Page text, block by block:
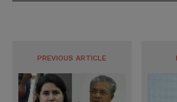
PREVIOUS ARTICLE